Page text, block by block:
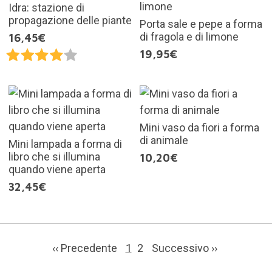
Idra: stazione di
propagazione delle piante
16,45€
Porta sale e pepe a forma
di fragola e di limone
19,95€
Mini lampada a forma di
libro che si illumina
quando viene aperta
32,45€
Mini vaso da fiori a forma
di animale
10,20€
‹‹ Precedente 1 2 Successivo ››